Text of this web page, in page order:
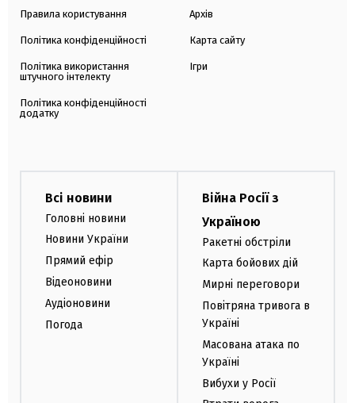
Правила користування
Політика конфіденційності
Політика використання
штучного інтелекту
Політика конфіденційності
додатку
Архів
Карта сайту
Ігри
Всі новини
Головні новини
Новини України
Прямий ефір
Відеоновини
Аудіоновини
Погода
Війна Росії з
Україною
Ракетні обстріли
Карта бойових дій
Мирні переговори
Повітряна тривога в
Україні
Масована атака по
Україні
Вибухи у Росії